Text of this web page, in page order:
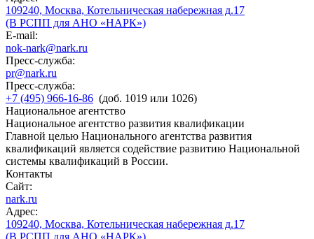
109240, Москва, Котельническая набережная д.17
(В РСПП для АНО «НАРК»)
E-mail:
nok-nark@nark.ru
Пресс-служба:
pr@nark.ru
Пресс-служба:
+7 (495) 966-16-86 (доб. 1019 или 1026)
Национальное агентство
Национальное агентство развития квалификации
Главной целью Национального агентства развития
квалификаций является содействие развитию Национальной
системы квалификаций в России.
Контакты
Сайт:
nark.ru
Адрес:
109240, Москва, Котельническая набережная д.17
(В РСПП для АНО «НАРК»)